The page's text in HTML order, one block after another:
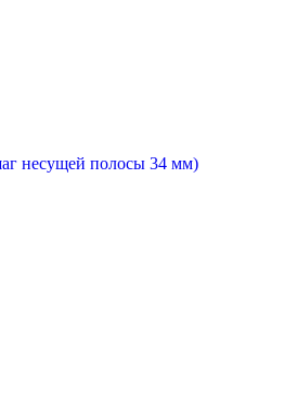
несущей полосы 34 мм)